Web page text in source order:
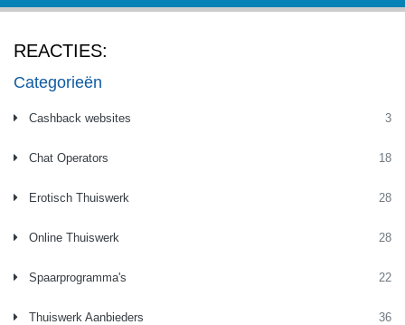
Categorieën
Cashback websites 3
Chat Operators 18
Erotisch Thuiswerk 28
Online Thuiswerk 28
Spaarprogramma's 22
Thuiswerk Aanbieders 36
REACTIES: